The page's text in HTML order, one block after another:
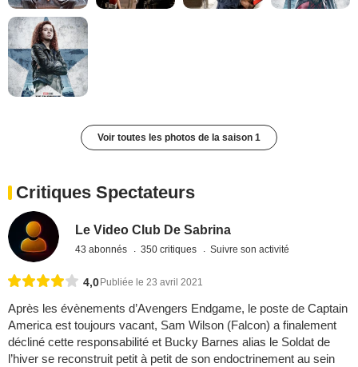
Voir toutes les photos de la saison 1
Critiques Spectateurs
Le Video Club De Sabrina
43 abonnés 350 critiques Suivre son activité
4,0 Publiée le 23 avril 2021
Après les évènements d’Avengers Endgame, le poste de Captain
America est toujours vacant, Sam Wilson (Falcon) a finalement
décliné cette responsabilité et Bucky Barnes alias le Soldat de
l’hiver se reconstruit petit à petit de son endoctrinement au sein